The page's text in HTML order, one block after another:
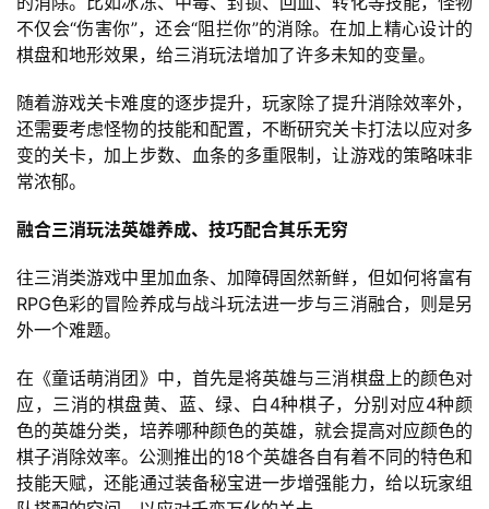
首
游
茶
创
游
戏
业
手
机
游
戏
不仅会“伤害你”，还会“阻拦你”的消除。在加上精心设计的
棋盘和地形效果，给三消玩法增加了许多未知的变量。
随着游戏关卡难度的逐步提升，玩家除了提升消除效率外，
还需要考虑怪物的技能和配置，不断研究关卡打法以应对多
变的关卡，加上步数、血条的多重限制，让游戏的策略味非
常浓郁。
融合三消玩法英雄养成、技巧配合其乐无穷
往三消类游戏中里加血条、加障碍固然新鲜，但如何将富有
RPG色彩的冒险养成与战斗玩法进一步与三消融合，则是另
外一个难题。
在《童话萌消团》中，首先是将英雄与三消棋盘上的颜色对
应，三消的棋盘黄、蓝、绿、白4种棋子，分别对应4种颜
色的英雄分类，培养哪种颜色的英雄，就会提高对应颜色的
棋子消除效率。公测推出的18个英雄各自有着不同的特色和
技能天赋，还能通过装备秘宝进一步增强能力，给以玩家组